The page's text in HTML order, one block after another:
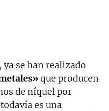
ya se han realizado
que producen
de níquel por
es una